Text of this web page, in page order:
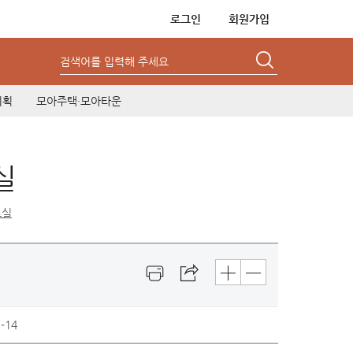
로그인 회원가입
검색어를 입력해 주세요
모아주택·모아타운
14